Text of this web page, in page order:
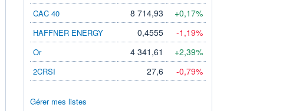
CAC 40 8 714,93 +0,17%
HAFFNER ENERGY 0,4555 -1,19%
Or 4 341,61 +2,39%
2CRSI 27,6 -0,79%
Gérer mes listes